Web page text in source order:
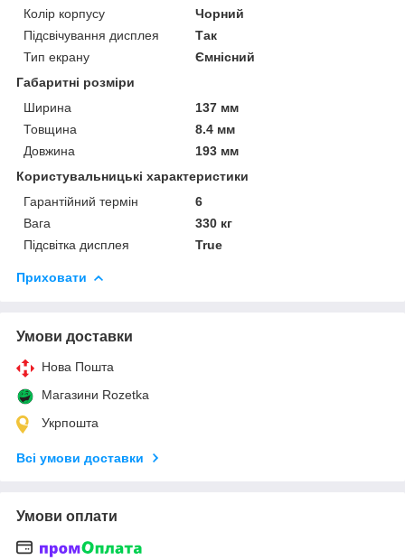
Колір корпусу
Чорний
Підсвічування дисплея
Так
Тип екрану
Ємнісний
Габаритні розміри
Ширина
137 мм
Товщина
8.4 мм
Довжина
193 мм
Користувальницькі характеристики
Гарантійний термін
6
Вага
330 кг
Підсвітка дисплея
True
Приховати
Умови доставки
Нова Пошта
Магазини Rozetka
Укрпошта
Всі умови доставки
Умови оплати